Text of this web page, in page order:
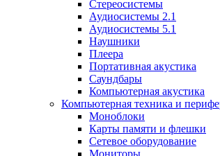
Стереосистемы
Аудиосистемы 2.1
Аудиосистемы 5.1
Наушники
Плеера
Портативная акустика
Саундбары
Компьютерная акустика
Компьютерная техника и
Моноблоки
Карты памяти и флешки
Сетевое оборудование
Мониторы